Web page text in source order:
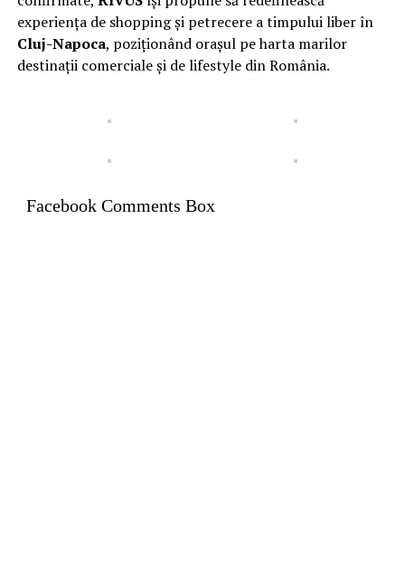
experiența de shopping și petrecere a timpului liber în
Cluj-Napoca, poziționând orașul pe harta marilor
destinații comerciale și de lifestyle din România.
Facebook Comments Box